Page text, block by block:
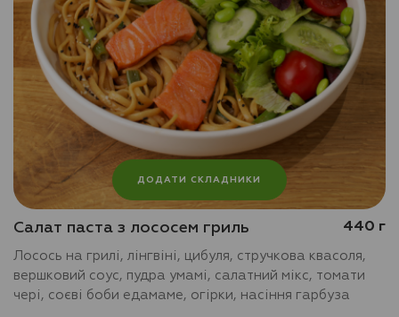
ДОДАТИ СКЛАДНИКИ
Салат паста з лососем гриль 440 г
Лосось на грилі, лінгвіні, цибуля, стручкова квасоля,
вершковий соус, пудра умамі, салатний мікс, томати
чері, соєві боби едамаме, огірки, насіння гарбуза